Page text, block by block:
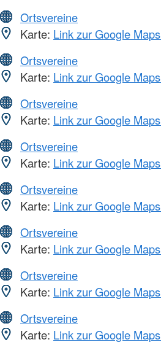
Ortsvereine
Karte: Link zur Google
Ortsvereine
Karte: Link zur Google
Ortsvereine
Karte: Link zur Google
Ortsvereine
Karte: Link zur Google
Ortsvereine
Karte: Link zur Google
Ortsvereine
Karte: Link zur Google
Ortsvereine
Karte: Link zur Google
Ortsvereine
Karte: Link zur Google